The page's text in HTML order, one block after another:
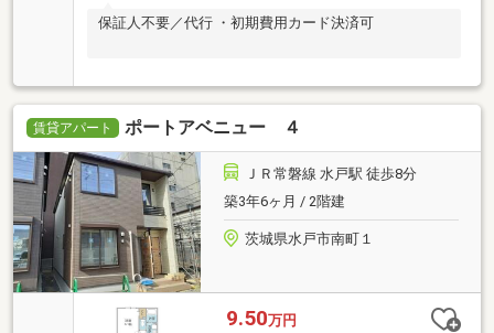
保証人不要／代行 ・初期費用カード決済可
賃貸アパート ポートアベニュー ４
ＪＲ常磐線 水戸駅 徒歩8分
築3年6ヶ月 / 2階建
茨城県水戸市南町１
9.50万円